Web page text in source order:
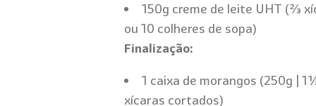
150g creme de leite UHT (⅔
ou 10 colheres de sopa)
Finalização:
1 caixa de morangos (250g |
xícaras cortados)